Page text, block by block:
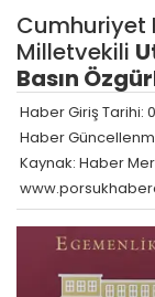
Cumhuriyet
Milletvekili
Basın
Haber Giriş Tarihi:
Haber
Kaynak: Haber